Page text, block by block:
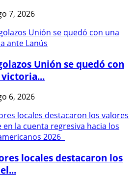
7, 2026
Unión se quedó con
6, 2026
locales destacaron los